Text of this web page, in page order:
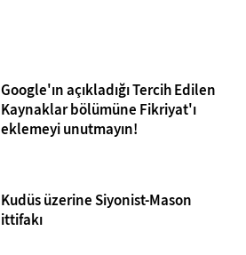
Google'ın açıkladığı Tercih Edilen
Kaynaklar bölümüne Fikriyat'ı
eklemeyi unutmayın!
Kudüs üzerine Siyonist-Mason
ittifakı